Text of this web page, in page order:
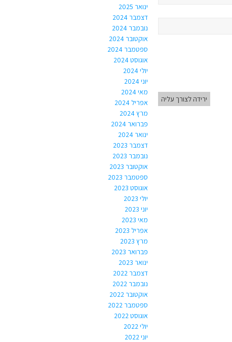
ירידה לצורך עליה
ינואר 2025
דצמבר 2024
נובמבר 2024
אוקטובר 2024
ספטמבר 2024
אוגוסט 2024
יולי 2024
יוני 2024
מאי 2024
אפריל 2024
מרץ 2024
פברואר 2024
ינואר 2024
דצמבר 2023
נובמבר 2023
אוקטובר 2023
ספטמבר 2023
אוגוסט 2023
יולי 2023
יוני 2023
מאי 2023
אפריל 2023
מרץ 2023
פברואר 2023
ינואר 2023
דצמבר 2022
נובמבר 2022
אוקטובר 2022
ספטמבר 2022
אוגוסט 2022
יולי 2022
יוני 2022